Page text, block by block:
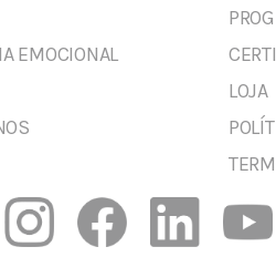
EMOCIONAL
LOJA